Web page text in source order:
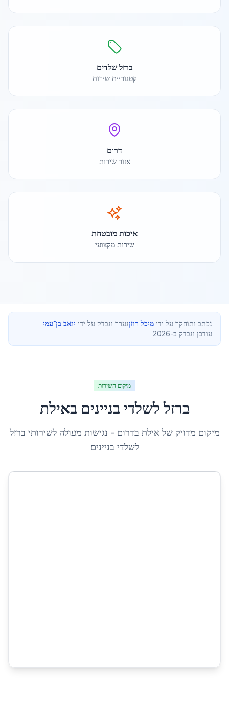
ברזל שלדים
קטגוריית שירות
דרום
אזור שירות
איכות מובטחת
שירות מקצועי
נכתב ותוחקר על ידי מיכל רוזןנערך ונבדק על ידי יואב בן־עמי
עודכן ונבדק ב-2026
מיקום השירות
ברזל לשלדי בניינים באילת
מיקום מדויק של אילת בדרום - נגישות מעולה לשירותי ברזל
לשלדי בניינים